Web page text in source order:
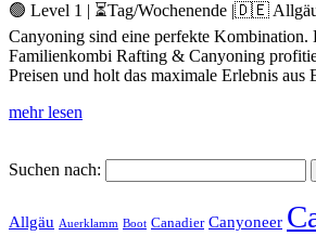
🟢 Level 1 | ⏳Tag/Wochenende |🇩🇪
Canyoning sind eine perfekte Kombination.
Familienkombi Rafting & Canyoning
Preisen und holt das maximale Erlebnis aus
mehr lesen
Suchen nach:
Allgäu Auerklamm Boot Canadier Canyoneer